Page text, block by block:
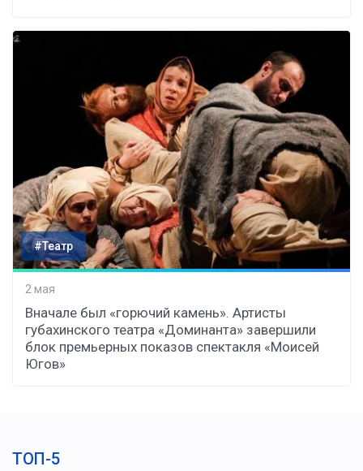
#Театр
2 мая
Вначале был «горючий камень». Артисты
губахинского театра «Доминанта» завершили
блок премьерных показов спектакля «Моисей
Югов»
ТОП-5